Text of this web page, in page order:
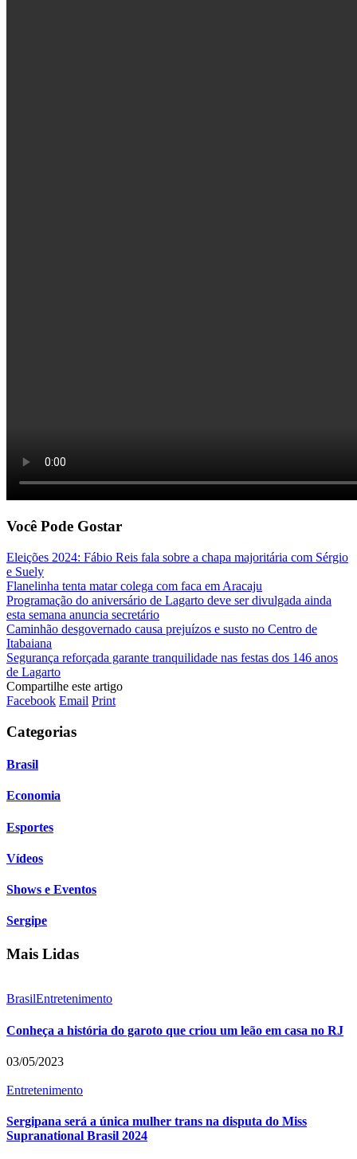
Você Pode Gostar
Eleições 2024: Fábio Reis fala sobre a chapa majoritária com Sérgio
e Suely
Flanelinha tenta matar colega com faca em Aracaju
Programação do aniversário de Lagarto deve ser divulgada ainda
esta semana anuncia secretário
Caminhão desgovernado causa prejuízos e susto no Centro de
Itabaiana
Segurança reforçada garante tranquilidade nas festas dos 146 anos
de Lagarto
Compartilhe este artigo
Facebook Email Print
Categorias
Brasil
Economia
Esportes
Vídeos
Shows e Eventos
Sergipe
Mais Lidas
BrasilEntretenimento
Conheça a história do garoto que criou um leão em casa no RJ
03/05/2023
Entretenimento
Sergipana será a única mulher trans na disputa do Miss
Supranational Brasil 2024